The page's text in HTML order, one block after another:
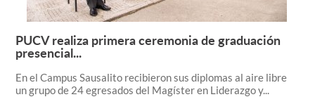
Leer más +
PUCV realiza primera ceremonia de graduación
presencial...
En el Campus Sausalito recibieron sus diplomas al aire libre
un grupo de 24 egresados del Magíster en Liderazgo y...